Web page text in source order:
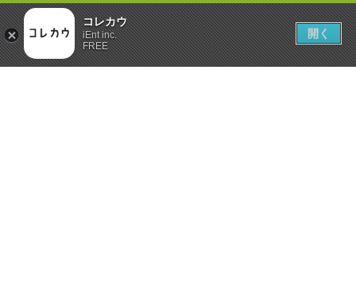
コレカウ
iEnt inc.
FREE
開く